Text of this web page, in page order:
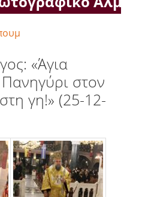
«Άγια
στον
γη!» (25-12-